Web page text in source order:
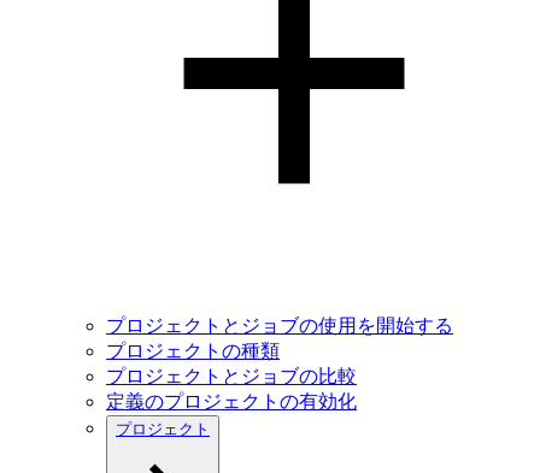
プロジェクトとジョブの使用を開始する
プロジェクトの種類
プロジェクトとジョブの比較
定義のプロジェクトの有効化
プロジェクト